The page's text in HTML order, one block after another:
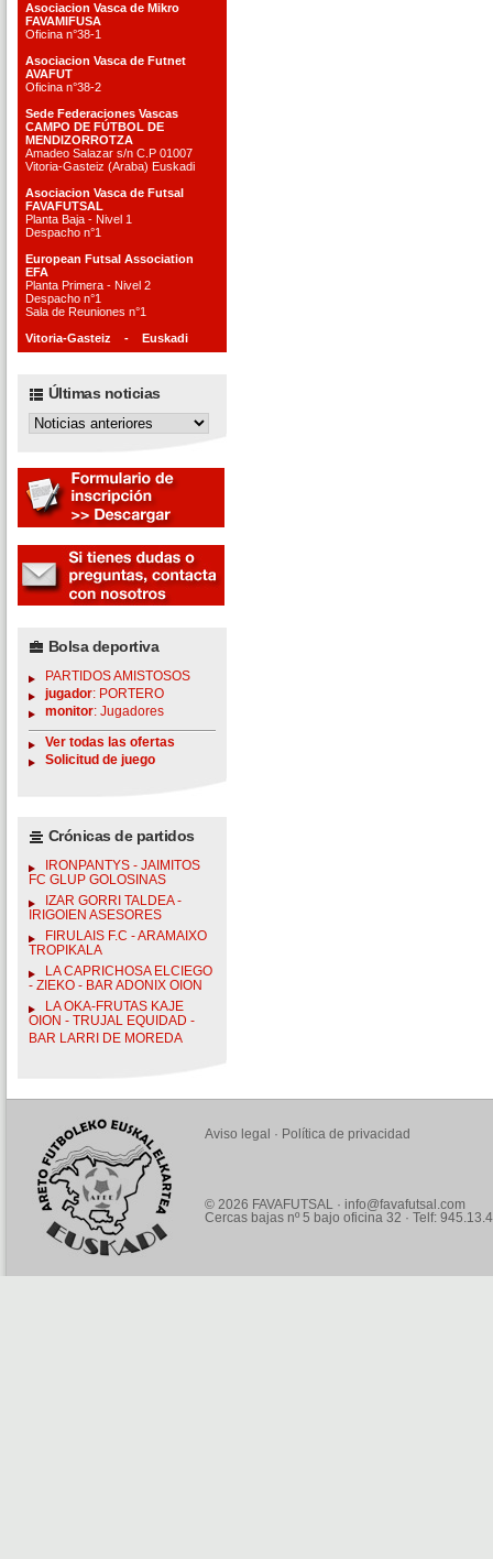
Asociacion Vasca de Mikro
FAVAMIFUSA
Oficina n°38-1
Asociacion Vasca de Futnet
AVAFUT
Oficina n°38-2
Sede Federaciones Vascas
CAMPO DE FÚTBOL DE
MENDIZORROTZA
Amadeo Salazar s/n C.P 01007
Vitoria-Gasteiz (Araba) Euskadi
Asociacion Vasca de Futsal
FAVAFUTSAL
Planta Baja - Nivel 1
Despacho n°1
European Futsal Association
EFA
Planta Primera - Nivel 2
Despacho n°1
Sala de Reuniones n°1
Vitoria-Gasteiz - Euskadi
Últimas noticias
Bolsa deportiva
PARTIDOS AMISTOSOS
jugador: PORTERO
monitor: Jugadores
Ver todas las ofertas
Solicitud de juego
Crónicas de partidos
IRONPANTYS - JAIMITOS
FC GLUP GOLOSINAS
IZAR GORRI TALDEA -
IRIGOIEN ASESORES
FIRULAIS F.C - ARAMAIXO
TROPIKALA
LA CAPRICHOSA ELCIEGO
- ZIEKO - BAR ADONIX OION
LA OKA-FRUTAS KAJE
OION - TRUJAL EQUIDAD -
BAR LARRI DE MOREDA
Aviso legal · Política de privacidad
© 2026 FAVAFUTSAL · info@favafutsal.com
Cercas bajas nº 5 bajo oficina 32 · Telf: